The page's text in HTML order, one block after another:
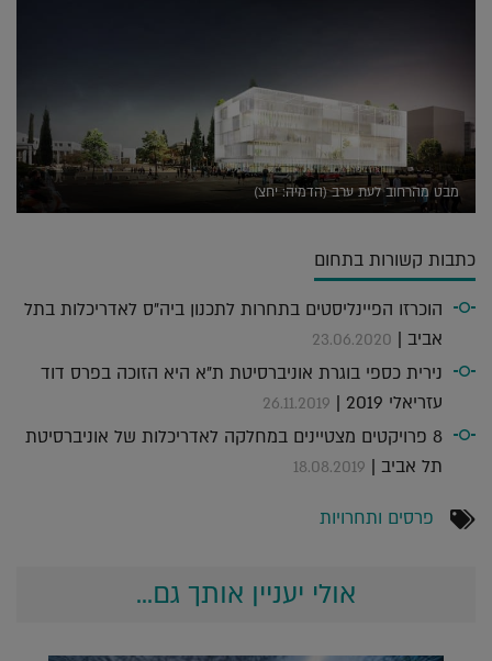
מבט מהרחוב לעת ערב (הדמיה: יחצ)
כתבות קשורות בתחום
הוכרזו הפיינליסטים בתחרות לתכנון ביה"ס לאדריכלות בתל
אביב | 23.06.2020
נירית כספי בוגרת אוניברסיטת ת"א היא הזוכה בפרס דוד
עזריאלי 2019 |
26.11.2019
8 פרויקטים מצטיינים במחלקה לאדריכלות של אוניברסיטת
תל אביב | 18.08.2019
פרסים ותחרויות
אולי יעניין אותך גם...